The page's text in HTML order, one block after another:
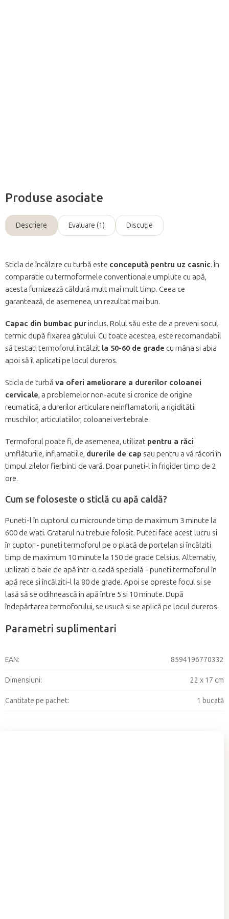
Produse asociate
Descriere Evaluare (1) Discuţie
Sticla de încălzire cu turbă este concepută pentru uz casnic. În
comparatie cu termoformele conventionale umplute cu apă,
acesta furnizează căldură mult mai mult timp. Ceea ce
garantează, de asemenea, un rezultat mai bun.
Capac din bumbac purinclus. Rolul său este de a preveni socul
termic după fixarea gâtului. Cu toate acestea, este recomandabil
să testati termoforul încălzit la 50-60 de grade cu mâna si abia
apoi să îl aplicati pe locul dureros.
Sticla de turbă va oferi ameliorare a durerilor coloanei
cervicale, a problemelor non-acute si cronice de origine
reumatică, a durerilor articulare neinflamatorii, a rigiditătii
muschilor, articulatiilor, coloanei vertebrale.
Termoforul poate fi, de asemenea, utilizat pentru a răci
umflăturile, inflamatiile, durerile de cap sau pentru a vă răcori în
timpul zilelor fierbinti de vară. Doar puneti-l în frigider timp de 2
ore.
Cum se foloseste o sticlă cu apă caldă?
Puneti-l în cuptorul cu microunde timp de maximum 3 minute la
600 de wati. Gratarul nu trebuie folosit. Puteti face acest lucru si
în cuptor - puneti termoforul pe o placă de portelan si încălziti
timp de maximum 10 minute la 150 de grade Celsius. Alternativ,
utilizati o baie de apă într-o cadă specială - puneti termoforul în
apă rece si încălziti-l la 80 de grade. Apoi se opreste focul si se
lasă să se odihnească în apă între 5 si 10 minute. După
îndepărtarea termoforului, se usucă si se aplică pe locul dureros.
Parametri suplimentari
EAN: 8594196770332
Dimensiuni: 22 x 17 cm
Cantitate pe pachet: 1 bucată